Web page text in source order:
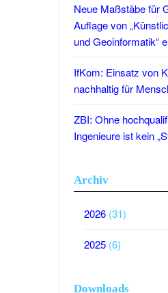
Neue Maßstäbe für
Auflage von
und Geoinformatik“
IfKom: Einsatz von
nachhaltig für
ZBI: Ohne
Ingenieure ist kein
Archiv
2026(31)
2025(6)
Downloads